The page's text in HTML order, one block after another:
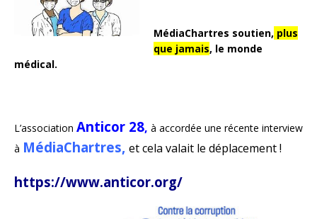
MédiaChartres soutien, plus
que jamais, le monde
médical.
L’association Anticor 28, à accordée une récente interview
à MédiaChartres, et cela valait le déplacement !
https://www.anticor.org/